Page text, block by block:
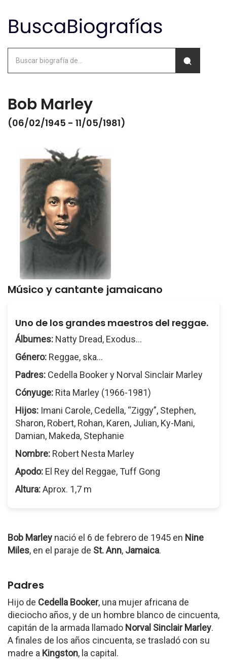
Bob Marley
(06/02/1945 - 11/05/1981)
Músico y cantante jamaicano
Uno de los grandes maestros del reggae.
Álbumes: Natty Dread, Exodus...
Género: Reggae, ska...
Padres: Cedella Booker y Norval Sinclair Marley
Cónyuge: Rita Marley (1966-1981)
Hijos: Imani Carole, Cedella, “Ziggy”, Stephen,
Sharon, Robert, Rohan, Karen, Julian, Ky-Mani,
Damian, Makeda, Stephanie
Nombre: Robert Nesta Marley
Apodo: El Rey del Reggae, Tuff Gong
Altura:Aprox. 1,7 m
Bob Marley nació el 6 de febrero de 1945 en Nine
Miles, en el paraje de St. Ann, Jamaica.
Padres
Hijo de Cedella Booker, una mujer africana de
dieciocho años, y de un hombre blanco de cincuenta,
capitán de la armada llamado Norval Sinclair Marley.
A finales de los años cincuenta, se trasladó con su
madre a Kingston, la capital.